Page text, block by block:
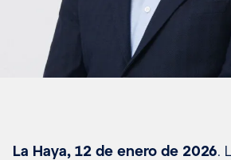
La Haya, 12 de enero de 2026.